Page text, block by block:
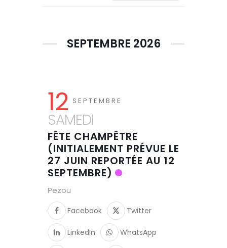
SEPTEMBRE 2026
12 SEPTEMBRE
SAMEDI
FÊTE CHAMPÊTRE
(INITIALEMENT PRÉVUE LE
27 JUIN REPORTÉE AU 12
SEPTEMBRE)
Pezou
Facebook Twitter
LinkedIn WhatsApp